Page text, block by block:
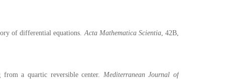
of differential equations.Acta Mathematica Scientia, 42B,
a quartic reversible center. Mediterranean Journal of